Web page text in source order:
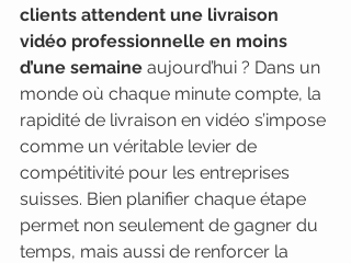
clients attendent une livraison
vidéo professionnelle en moins
d’une semaine aujourd’hui ? Dans un
monde où chaque minute compte, la
rapidité de livraison en vidéo s’impose
comme un véritable levier de
compétitivité pour les entreprises
suisses. Bien planifier chaque étape
permet non seulement de gagner du
temps, mais aussi de renforcer la